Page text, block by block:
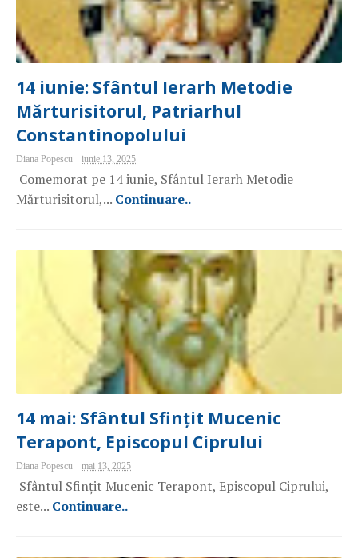
14 iunie: Sfântul Ierarh Metodie
Mărturisitorul, Patriarhul
Constantinopolului
Diana Popescu iunie 13, 2025
Comemorat pe 14 iunie, Sfântul Ierarh Metodie
Mărturisitorul,... Continuare..
14 mai: Sfântul Sfințit Mucenic
Terapont, Episcopul Ciprului
Diana Popescu mai 13, 2025
Sfântul Sfințit Mucenic Terapont, Episcopul Ciprului,
este... Continuare..